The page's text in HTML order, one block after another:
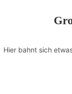
Hier bahnt sich